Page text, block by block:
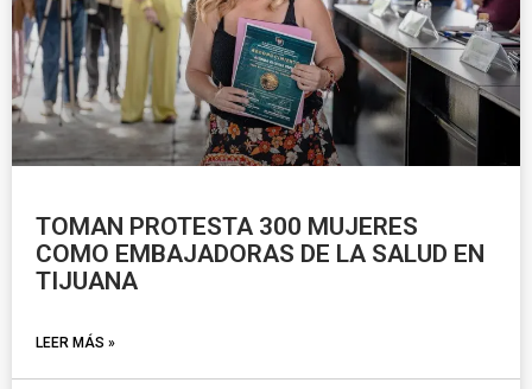
TOMAN PROTESTA 300 MUJERES
COMO EMBAJADORAS DE LA SALUD EN
TIJUANA
LEER MÁS »